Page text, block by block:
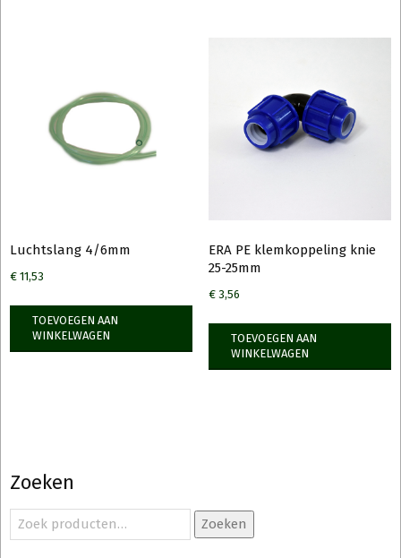
Luchtslang 4/6mm
€ 11,53
TOEVOEGEN AAN
WINKELWAGEN
ERA PE klemkoppeling knie
25-25mm
€3,56
TOEVOEGEN AAN
WINKELWAGEN
Zoeken
Zoeken
naar:
Zoeken